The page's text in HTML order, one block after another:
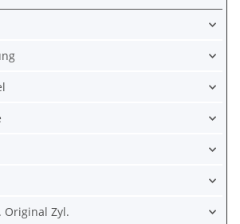
Original Zyl.